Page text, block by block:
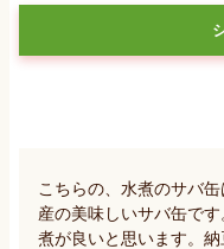
こちらの、水煮のサバ
産の美味しいサバ缶で
煮が良いと思います。納